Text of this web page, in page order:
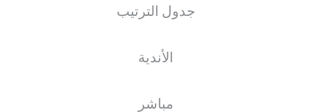
جدول الترتيب
الأندية
مباشر
الأخبار التشكيلات الإحصائيات